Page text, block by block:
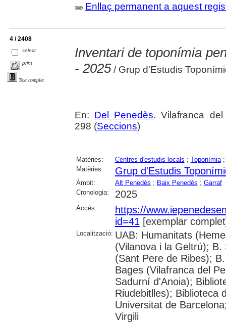
Enllaç permanent a aquest
4 / 2408
select
print
Text complet
Inventari de toponímia
- 2025/ Grup d'Estudis
En: Del Penedès. Vilafranca
298 (Seccions)
Matèries: Centres d'estudis locals ; Toponímia
Matèries:
Grup d'Estudis
Àmbit: Alt Penedès ; Baix Penedès ; Garraf
Cronologia:
2025
Accés:
https://
id=41 [exemplar
Localització: UAB: Humanitats
(Vilanova i la Geltrú);
(Sant Pere de Ribes);
Bages (Vilafranca del
Sadurní d'Anoia);
Riudebitlles); Biblioteca
Universitat de
Virgili